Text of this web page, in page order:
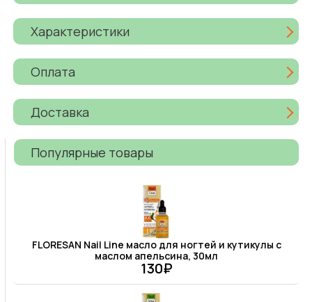
Характеристики
Оплата
Доставка
Популярные товары
FLORESAN Nail Line масло для ногтей и кутикулы с
маслом апельсина, 30мл
130₽